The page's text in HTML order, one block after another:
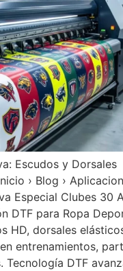
Escudos y Dorsales
› Blog ›
Especial Clubes 30
DTF para Ropa
HD, dorsales
entrenamientos,
Tecnología DTF